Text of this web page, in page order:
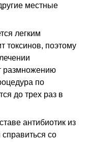
местные
легким
токсинов, поэтому
размножению
по
до трех раз в
антибиотик из
со